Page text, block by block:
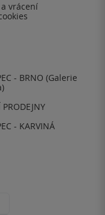
vrácení
- BRNO (Galerie
- KARVINÁ